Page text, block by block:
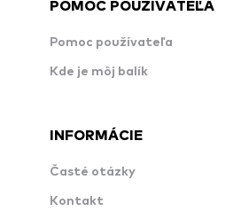
POMOC POUŽÍVATEĽA
Pomoc používateľa
Kde je môj balík
INFORMÁCIE
Časté otázky
Kontakt